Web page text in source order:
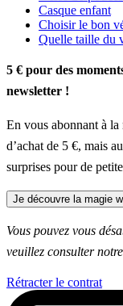
Casque enfant
Choisir le bon
Quelle taille du
5 € pour des
newsletter !
En vous abonnant à
d’achat de 5 €, mais
surprises pour de
Je découvre la magie
Vous pouvez vous
veuillez consulter notre
Rétracter le contrat